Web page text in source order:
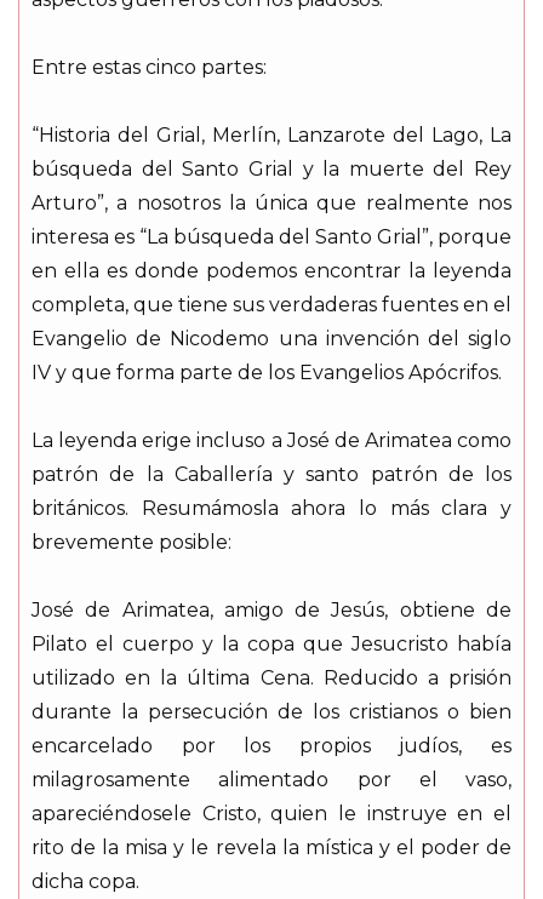
Entre estas cinco partes:
“Historia del Grial, Merlín, Lanzarote del Lago, La
búsqueda del Santo Grial y la muerte del Rey
Arturo”, a nosotros la única que realmente nos
interesa es “La búsqueda del Santo Grial”, porque
en ella es donde podemos encontrar la leyenda
completa, que tiene sus verdaderas fuentes en el
Evangelio de Nicodemo una invención del siglo
IV y que forma parte de los Evangelios Apócrifos.
La leyenda erige incluso a José de Arimatea como
patrón de la Caballería y santo patrón de los
británicos. Resumámosla ahora lo más clara y
brevemente posible:
José de Arimatea, amigo de Jesús, obtiene de
Pilato el cuerpo y la copa que Jesucristo había
utilizado en la última Cena. Reducido a prisión
durante la persecución de los cristianos o bien
encarcelado por los propios judíos, es
milagrosamente alimentado por el vaso,
apareciéndosele Cristo, quien le instruye en el
rito de la misa y le revela la mística y el poder de
dicha copa.